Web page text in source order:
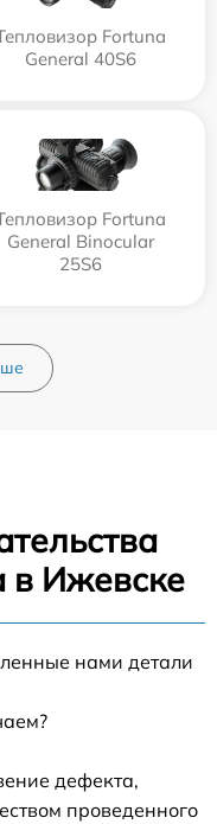
Fortuna
General 40S6
Fortuna
General Binocular
25S6
в Ижевске
нами детали
дефекта,
проведенного